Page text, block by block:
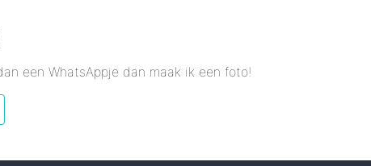
een WhatsAppje dan maak ik een foto!